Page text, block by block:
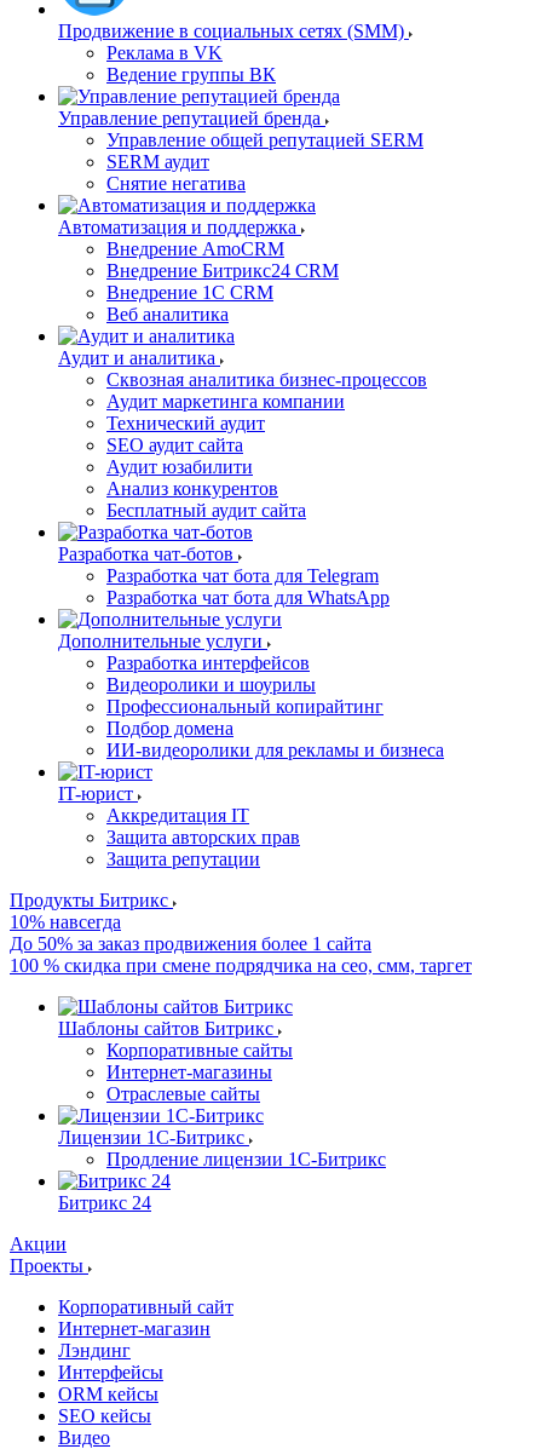
Продвижение в социальных сетях (SMM)
Реклама в VK
Ведение группы ВК
Управление репутацией бренда
Управление общей репутацией SERM
SERM аудит
Снятие негатива
Автоматизация и поддержка
Внедрение AmoCRM
Внедрение Битрикс24 CRM
Внедрение 1C CRM
Веб аналитика
Аудит и аналитика
Сквозная аналитика бизнес-процессов
Аудит маркетинга компании
Технический аудит
SEO аудит сайта
Аудит юзабилити
Анализ конкурентов
Бесплатный аудит сайта
Разработка чат-ботов
Разработка чат бота для Telegram
Разработка чат бота для WhatsApp
Дополнительные услуги
Разработка интерфейсов
Видеоролики и шоурилы
Профессиональный копирайтинг
Подбор домена
ИИ-видеоролики для рекламы и бизнеса
IT-юрист
Аккредитация IT
Защита авторских прав
Защита репутации
Продукты Битрикс
10% навсегда
До 50% за заказ продвижения более 1 сайта
100 % скидка при смене подрядчика на сео, смм, таргет
Шаблоны сайтов Битрикс
Корпоративные сайты
Интернет-магазины
Отраслевые сайты
Лицензии 1С-Битрикс
Продление лицензии 1С-Битрикс
Битрикс 24
Акции
Проекты
Корпоративный сайт
Интернет-магазин
Лэндинг
Интерфейсы
ORM кейсы
SEO кейсы
Видео